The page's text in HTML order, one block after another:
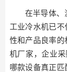
在半导体、
工业冷水机已
性和产品良率
机厂家，企业
哪款设备真正